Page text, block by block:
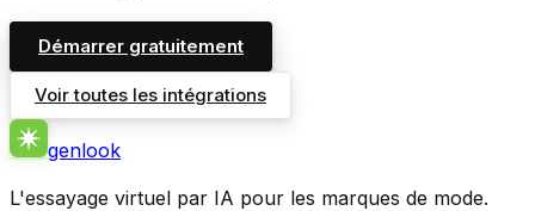
Démarrer gratuitement
Voir toutes les intégrations
genlook
L'essayage virtuel par IA pour les marques de mode.